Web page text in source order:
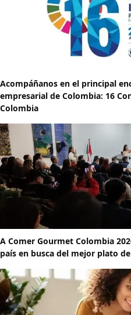
Acompáñanos en el principal
empresarial de Colombia: 16
Colombia
A Comer Gourmet Colombia
país en busca del mejor plato